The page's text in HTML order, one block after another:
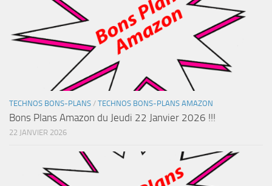
TECHNOS BONS-PLANS / TECHNOS BONS-PLANS AMAZON
Bons Plans Amazon du Jeudi 22 Janvier 2026 !!!
22 JANVIER 2026